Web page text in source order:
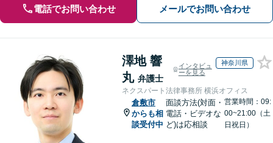
電話でお問い合わせ メールでお問い合わせ
澤地 響
丸 弁護士
インタビュ
ーを見る
神奈川県
ネクスパート法律事務所 横浜オフィス
倉敷市
からも相
談受付中
面談方法(対面・
電話・ビデオな
ど)は応相談
営業時間：09:
00~21:00（土
日祝日）